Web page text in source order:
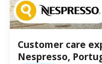
Customer care
Nespresso,